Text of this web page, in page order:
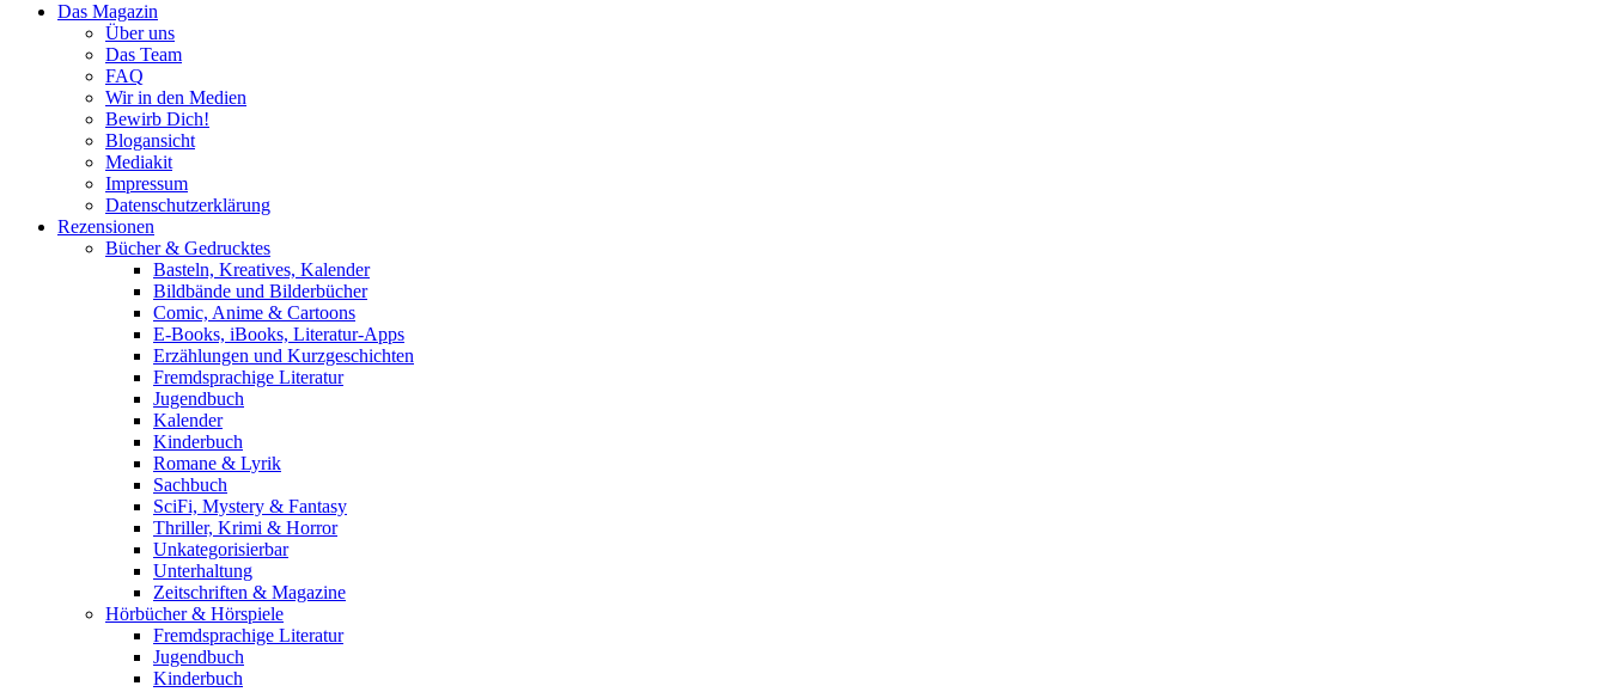
Das Magazin
Über uns
Das Team
FAQ
Wir in den Medien
Bewirb Dich!
Blogansicht
Mediakit
Impressum
Datenschutzerklärung
Rezensionen
Bücher & Gedrucktes
Basteln, Kreatives, Kalender
Bildbände und Bilderbücher
Comic, Anime & Cartoons
E-Books, iBooks, Literatur-Apps
Erzählungen und Kurzgeschichten
Fremdsprachige Literatur
Jugendbuch
Kalender
Kinderbuch
Romane & Lyrik
Sachbuch
SciFi, Mystery & Fantasy
Thriller, Krimi & Horror
Unkategorisierbar
Unterhaltung
Zeitschriften & Magazine
Hörbücher & Hörspiele
Fremdsprachige Literatur
Jugendbuch
Kinderbuch